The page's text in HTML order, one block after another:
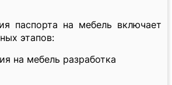
паспорта на мебель включает
этапов: